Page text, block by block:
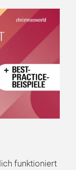
funktioniert